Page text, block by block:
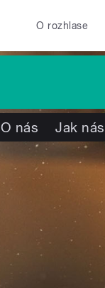
O rozhlase
O nás Jak